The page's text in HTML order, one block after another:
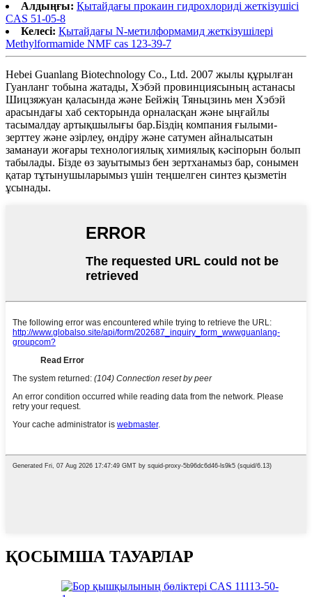
Алдыңғы: Қытайдағы прокаин гидрохлориді жеткізушісі
CAS 51-05-8
Келесі: Қытайдағы N-метилформамид жеткізушілері
Methylformamide NMF cas 123-39-7
Hebei Guanlang Biotechnology Co., Ltd. 2007 жылы құрылған
Гуанланг тобына жатады, Хэбэй провинциясының астанасы
Шицзяжуан қаласында және Бейжің Тяньцзинь мен Хэбэй
арасындағы хаб секторында орналасқан және ыңғайлы
тасымалдау артықшылығы бар.Біздің компания ғылыми-
зерттеу және әзірлеу, өндіру және сатумен айналысатын
заманауи жоғары технологиялық химиялық кәсіпорын болып
табылады. Бізде өз зауытымыз бен зертханамыз бар, сонымен
қатар тұтынушыларымыз үшін теңшелген синтез қызметін
ұсынады.
ҚОСЫМША ТАУАРЛАР